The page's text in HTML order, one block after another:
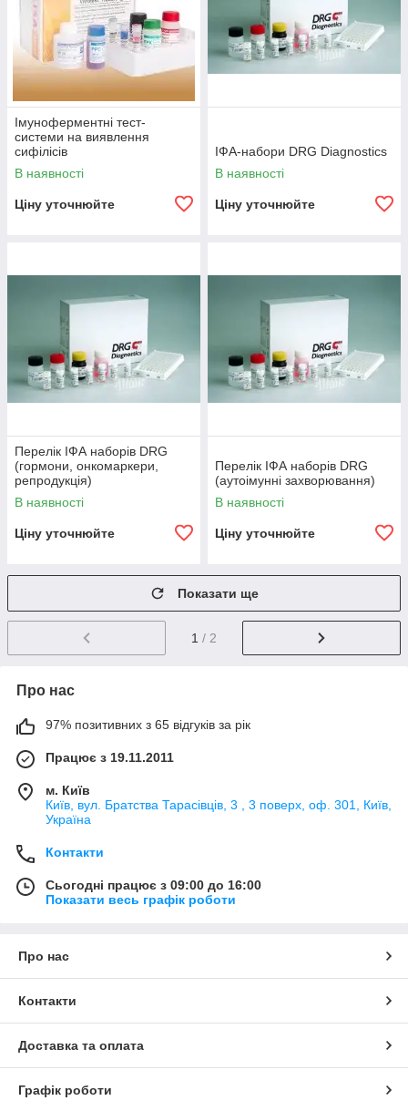
Імуноферментні тест-
системи на виявлення
сифілісів
В наявності
Ціну уточнюйте
ІФА-набори DRG Diagnostics
В наявності
Ціну уточнюйте
Перелік ІФА наборів DRG
(гормони, онкомаркери,
репродукція)
В наявності
Ціну уточнюйте
Перелік ІФА наборів DRG
(аутоімунні захворювання)
В наявності
Ціну уточнюйте
Показати ще
1 / 2
Про нас
97% позитивних з 65 відгуків за рік
Працює з 19.11.2011
м. Київ
Київ, вул. Братства Тарасівців, 3 , 3 поверх, оф. 301, Київ,
Україна
Контакти
Сьогодні працює з 09:00 до 16:00
Показати весь графік роботи
Про нас
Контакти
Доставка та оплата
Графік роботи